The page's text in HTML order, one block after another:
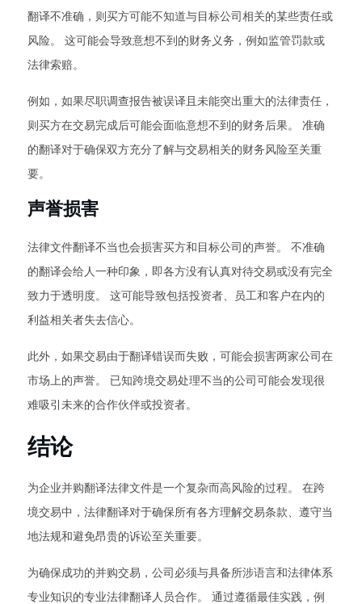
翻译不准确，则买方可能不知道与目标公司相关的某些责任或
风险。 这可能会导致意想不到的财务义务，例如监管罚款或
法律索赔。
例如，如果尽职调查报告被误译且未能突出重大的法律责任，
则买方在交易完成后可能会面临意想不到的财务后果。 准确
的翻译对于确保双方充分了解与交易相关的财务风险至关重
要。
声誉损害
法律文件翻译不当也会损害买方和目标公司的声誉。 不准确
的翻译会给人一种印象，即各方没有认真对待交易或没有完全
致力于透明度。 这可能导致包括投资者、员工和客户在内的
利益相关者失去信心。
此外，如果交易由于翻译错误而失败，可能会损害两家公司在
市场上的声誉。 已知跨境交易处理不当的公司可能会发现很
难吸引未来的合作伙伴或投资者。
结论
为企业并购翻译法律文件是一个复杂而高风险的过程。 在跨
境交易中，法律翻译对于确保所有各方理解交易条款、遵守当
地法规和避免昂贵的诉讼至关重要。
为确保成功的并购交易，公司必须与具备所涉语言和法律体系
专业知识的专业法律翻译人员合作。 通过遵循最佳实践，例